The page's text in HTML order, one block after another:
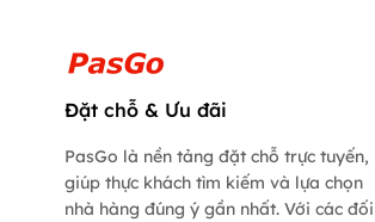
Đặt chỗ & Ưu đãi
PasGo là nền tảng đặt chỗ trực tuyến,
giúp thực khách tìm kiếm và lựa chọn
nhà hàng đúng ý gần nhất. Với các đối